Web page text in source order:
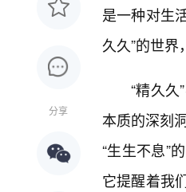
分享
是一种对生
久久”的世
“精久
本质的深刻
“生生不息”
它提醒着我